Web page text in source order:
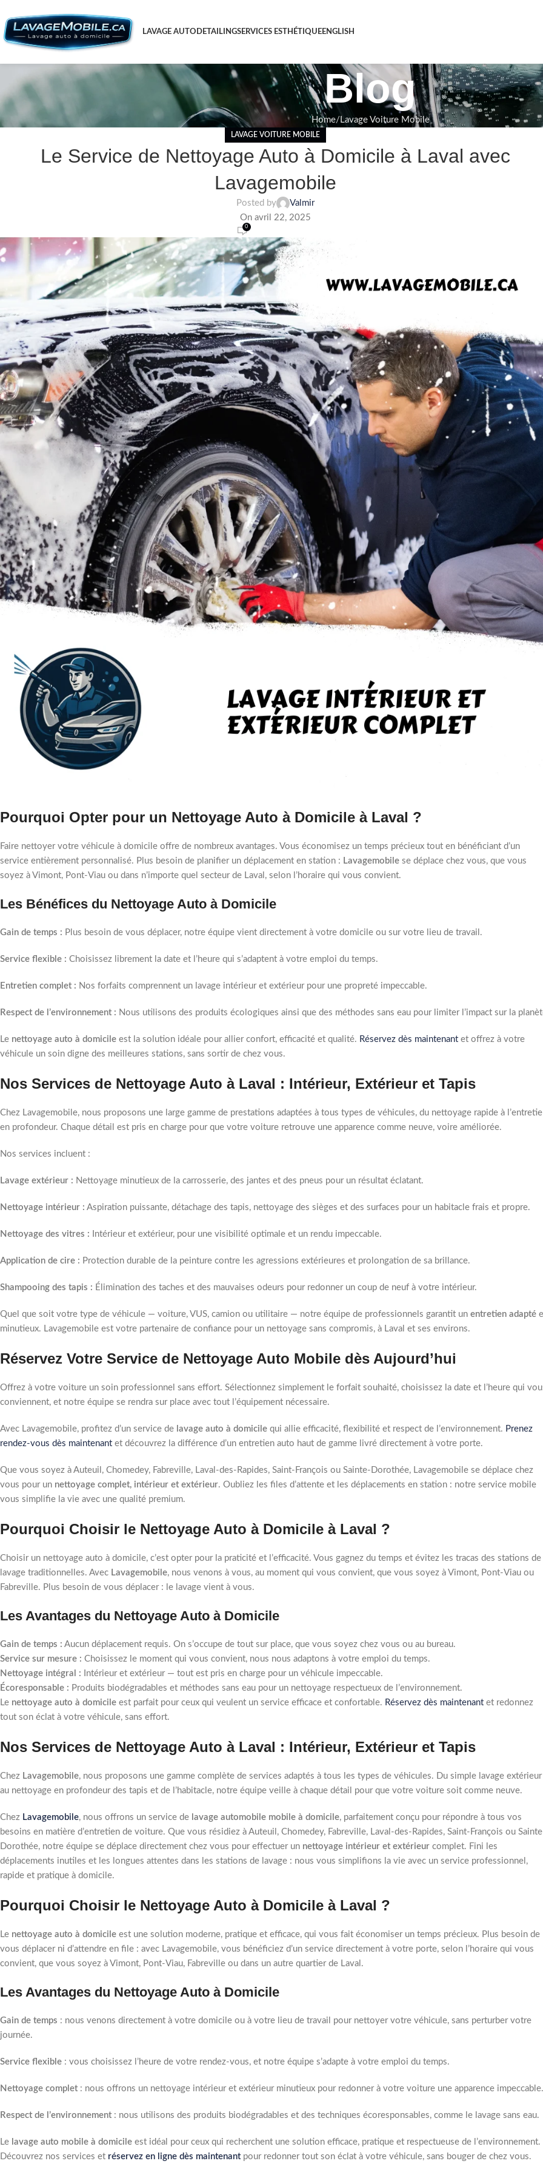
LAVAGE AUTO DETAILINGSERVICES ESTHÉTIQUEENGLISH
Blog
Home Lavage Voiture Mobile
LAVAGE VOITURE MOBILE
Le Service de Nettoyage Auto à Domicile à Laval avec
Lavagemobile
Posted by
Valmir
On avril 22, 2025
0
Pourquoi Opter pour un Nettoyage Auto à Domicile à Laval ?
Faire nettoyer votre véhicule à domicile offre de nombreux avantages. Vous économisez un temps précieux tout en bénéficiant d’un
service entièrement personnalisé. Plus besoin de planifier un déplacement en station : Lavagemobile se déplace chez vous, que vous
soyez à Vimont, Pont-Viau ou dans n’importe quel secteur de Laval, selon l’horaire qui vous convient.
Les Bénéfices du Nettoyage Auto à Domicile
Gain de temps : Plus besoin de vous déplacer, notre équipe vient directement à votre domicile ou sur votre lieu de travail.
Service flexible : Choisissez librement la date et l’heure qui s’adaptent à votre emploi du temps.
Entretien complet : Nos forfaits comprennent un lavage intérieur et extérieur pour une propreté impeccable.
Respect de l’environnement : Nous utilisons des produits écologiques ainsi que des méthodes sans eau pour limiter l’impact sur la
Le nettoyage auto à domicile est la solution idéale pour allier confort, efficacité et qualité. Réservez dès maintenant et offrez à votre
véhicule un soin digne des meilleures stations, sans sortir de chez vous.
Nos Services de Nettoyage Auto à Laval : Intérieur, Extérieur et Tapis
Chez Lavagemobile, nous proposons une large gamme de prestations adaptées à tous types de véhicules, du nettoyage rapide à
en profondeur. Chaque détail est pris en charge pour que votre voiture retrouve une apparence comme neuve, voire améliorée.
Nos services incluent :
Lavage extérieur : Nettoyage minutieux de la carrosserie, des jantes et des pneus pour un résultat éclatant.
Nettoyage intérieur : Aspiration puissante, détachage des tapis, nettoyage des sièges et des surfaces pour un habitacle frais et propre.
Nettoyage des vitres : Intérieur et extérieur, pour une visibilité optimale et un rendu impeccable.
Application de cire : Protection durable de la peinture contre les agressions extérieures et prolongation de sa brillance.
Shampooing des tapis : Élimination des taches et des mauvaises odeurs pour redonner un coup de neuf à votre intérieur.
Quel que soit votre type de véhicule — voiture, VUS, camion ou utilitaire — notre équipe de professionnels garantit un entretien adapté
minutieux. Lavagemobile est votre partenaire de confiance pour un nettoyage sans compromis, à Laval et ses environs.
Réservez Votre Service de Nettoyage Auto Mobile dès Aujourd’hui
Offrez à votre voiture un soin professionnel sans effort. Sélectionnez simplement le forfait souhaité, choisissez la date et l’heure qui
conviennent, et notre équipe se rendra sur place avec tout l’équipement nécessaire.
Avec Lavagemobile, profitez d’un service de lavage auto à domicile qui allie efficacité, flexibilité et respect de l’environnement. Prenez
rendez-vous dès maintenant et découvrez la différence d’un entretien auto haut de gamme livré directement à votre porte.
Que vous soyez à Auteuil, Chomedey, Fabreville, Laval-des-Rapides, Saint-François ou Sainte-Dorothée, Lavagemobile se déplace chez
vous pour un nettoyage complet, intérieur et extérieur. Oubliez les files d’attente et les déplacements en station : notre service mobile
vous simplifie la vie avec une qualité premium.
Pourquoi Choisir le Nettoyage Auto à Domicile à Laval ?
Choisir un nettoyage auto à domicile, c’est opter pour la praticité et l’efficacité. Vous gagnez du temps et évitez les tracas des stations de
lavage traditionnelles. Avec Lavagemobile, nous venons à vous, au moment qui vous convient, que vous soyez à Vimont, Pont-Viau ou
Fabreville. Plus besoin de vous déplacer : le lavage vient à vous.
Les Avantages du Nettoyage Auto à Domicile
Gain de temps : Aucun déplacement requis. On s’occupe de tout sur place, que vous soyez chez vous ou au bureau.
Service sur mesure : Choisissez le moment qui vous convient, nous nous adaptons à votre emploi du temps.
Nettoyage intégral : Intérieur et extérieur — tout est pris en charge pour un véhicule impeccable.
Écoresponsable : Produits biodégradables et méthodes sans eau pour un nettoyage respectueux de l’environnement.
Le nettoyage auto à domicile est parfait pour ceux qui veulent un service efficace et confortable. Réservez dès maintenant et redonnez
tout son éclat à votre véhicule, sans effort.
Nos Services de Nettoyage Auto à Laval : Intérieur, Extérieur et Tapis
Chez Lavagemobile, nous proposons une gamme complète de services adaptés à tous les types de véhicules. Du simple lavage extérieur
au nettoyage en profondeur des tapis et de l’habitacle, notre équipe veille à chaque détail pour que votre voiture soit comme neuve.
Chez Lavagemobile, nous offrons un service de lavage automobile mobile à domicile, parfaitement conçu pour répondre à tous vos
besoins en matière d’entretien de voiture. Que vous résidiez à Auteuil, Chomedey, Fabreville, Laval-des-Rapides, Saint-François ou
Dorothée, notre équipe se déplace directement chez vous pour effectuer un nettoyage intérieur et extérieur complet. Fini les
déplacements inutiles et les longues attentes dans les stations de lavage : nous vous simplifions la vie avec un service professionnel,
rapide et pratique à domicile.
Pourquoi Choisir le Nettoyage Auto à Domicile à Laval ?
Le nettoyage auto à domicile est une solution moderne, pratique et efficace, qui vous fait économiser un temps précieux. Plus besoin de
vous déplacer ni d’attendre en file : avec Lavagemobile, vous bénéficiez d’un service directement à votre porte, selon l’horaire qui vous
convient, que vous soyez à Vimont, Pont-Viau, Fabreville ou dans un autre quartier de Laval.
Les Avantages du Nettoyage Auto à Domicile
Gain de temps : nous venons directement à votre domicile ou à votre lieu de travail pour nettoyer votre véhicule, sans perturber votre
journée.
Service flexible : vous choisissez l’heure de votre rendez-vous, et notre équipe s’adapte à votre emploi du temps.
Nettoyage complet: nous offrons un nettoyage intérieur et extérieur minutieux pour redonner à votre voiture une apparence impeccable.
Respect de l’environnement: nous utilisons des produits biodégradables et des techniques écoresponsables, comme le lavage sans eau.
Le lavage auto mobile à domicile est idéal pour ceux qui recherchent une solution efficace, pratique et respectueuse de l’environnement.
Découvrez nos services et réservez en ligne dès maintenantpour redonner tout son éclat à votre véhicule, sans bouger de chez vous.